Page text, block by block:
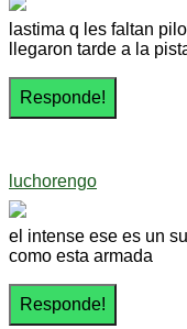
lastima q les faltan
llegaron tarde a la
luchorengo
el intense ese es un
como esta armada